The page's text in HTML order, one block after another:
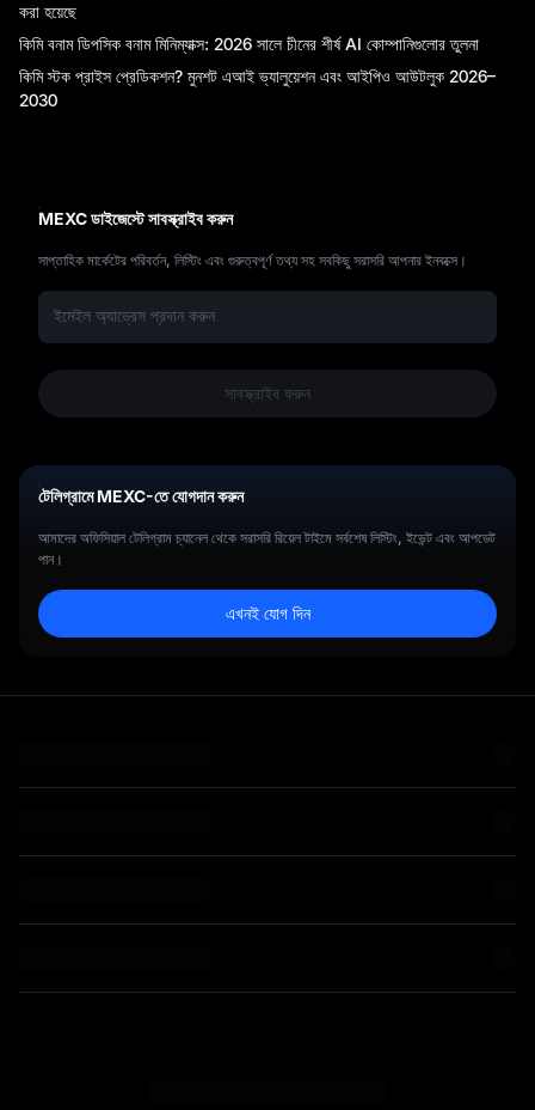
করা হয়েছে
কিমি বনাম ডিপসিক বনাম মিনিম্যাক্স: 2026 সালে চীনের শীর্ষ AI কোম্পানিগুলোর তুলনা
কিমি স্টক প্রাইস প্রেডিকশন? মুনশট এআই ভ্যালুয়েশন এবং আইপিও আউটলুক 2026–
2030
MEXC ডাইজেস্টে সাবস্ক্রাইব করুন
সাপ্তাহিক মার্কেটের পরিবর্তন, লিস্টিং এবং গুরুত্বপূর্ণ তথ্য সহ সবকিছু সরাসরি আপনার ইনবক্সে।
সাবস্ক্রাইব করুন
টেলিগ্রামে MEXC-তে যোগদান করুন
আমাদের অফিসিয়াল টেলিগ্রাম চ্যানেল থেকে সরাসরি রিয়েল টাইমে সর্বশেষ লিস্টিং, ইভেন্ট এবং আপডেট
পান।
এখনই যোগ দিন
X